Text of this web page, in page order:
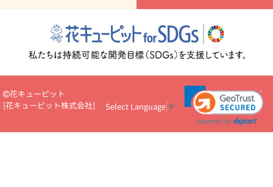
いのマナー
定年退職祝いのマナー
お祝いを贈るときのマナー・
花キューピットのお祝いコラム一覧
誕生日のお花を「色
彩心理学」で選ぶ方法
結婚祝いの予算相場
出産祝いお役立ち情
ール
新築引っ越し祝いコラム お祝い花のマナー総まとめ
職
場上司や先輩へ贈るお祝い花の正解は？
開店祝いの花 選び方ガイ
お供えを贈るときのマナー・ルール
花キューピットのお供え・
花キューピット
[花キューピット株式会社] Select Language ▼